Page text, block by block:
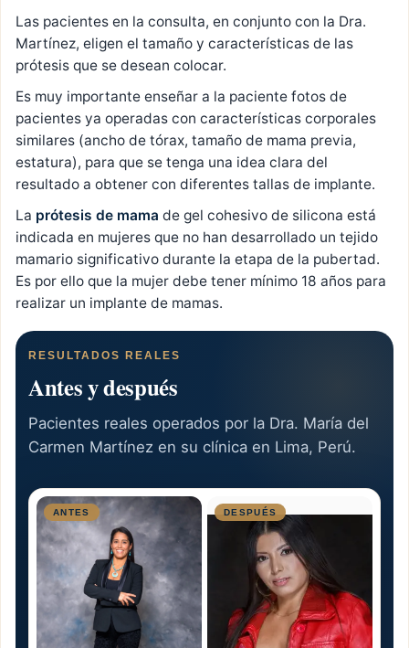
Las pacientes en la consulta, en conjunto con la Dra.
Martínez, eligen el tamaño y características de las
prótesis que se desean colocar.
Es muy importante enseñar a la paciente fotos de
pacientes ya operadas con características corporales
similares (ancho de tórax, tamaño de mama previa,
estatura), para que se tenga una idea clara del
resultado a obtener con diferentes tallas de implante.
La prótesis de mama de gel cohesivo de silicona está
indicada en mujeres que no han desarrollado un tejido
mamario significativo durante la etapa de la pubertad.
Es por ello que la mujer debe tener mínimo 18 años para
realizar un implante de mamas.
RESULTADOS REALES
Antes y después
Pacientes reales operados por la Dra. María del
Carmen Martínez en su clínica en Lima, Perú.